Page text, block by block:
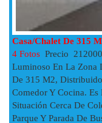
Casa/chalet De 315
4 Fotos Precio
Luminoso En La Zona
De 315 M2,
Comedor Y Cocina.
Situación Cerca De
Parque Y Parada De